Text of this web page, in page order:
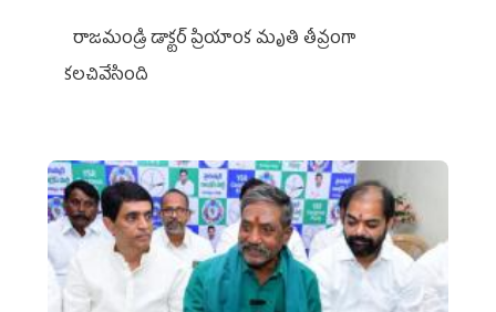
రాజమండ్రి డాక్టర్‌ ప్రియాంక మృతి తీవ్రంగా
కలచివేసింది